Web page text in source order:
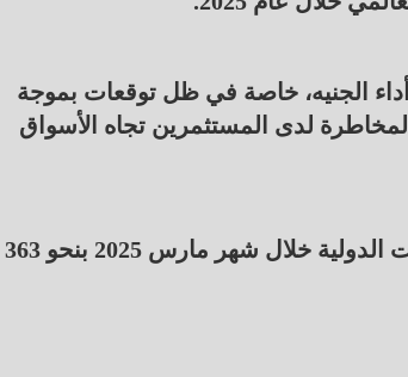
الجنيه، خاصة في ظل توقعات بموجة
لدى المستثمرين تجاه الأسواق
وأظهرت بيانات البنك المركزي المصري ارتفاع صافي الاحتياطيات الدولية خلال شهر مارس 2025 بنحو 363